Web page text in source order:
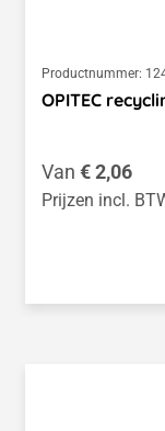
Productnummer:
OPITEC
Normale prijs:
Van € 2,06
Prijzen incl.